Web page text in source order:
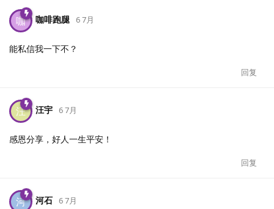
咖 咖啡跑腿 6 7月
能私信我一下不？
回复
汪 汪宇 6 7月
感恩分享，好人一生平安！
回复
河 河石 6 7月